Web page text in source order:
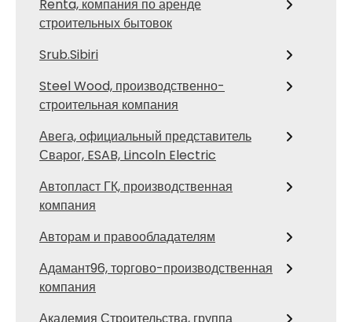
Renta, компания по аренде
строительных бытовок
Srub.Sibiri
Steel Wood, производственно-
строительная компания
Авега, официальный представитель
Сварог, ESAB, Lincoln Electric
Автопласт ГК, производственная
компания
Авторам и правообладателям
Адамант96, торгово-производственная
компания